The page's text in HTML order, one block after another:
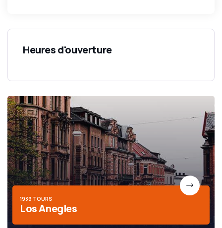
Heures d'ouverture
1939 TOURS
Los Anegles